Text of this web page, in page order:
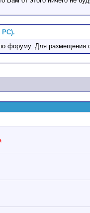
форуму. Для размещения